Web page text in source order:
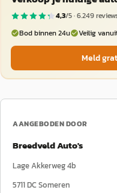
4,3/5 ·6.249
Bod binnen 24u
Veilig
Meld
AANGEBODEN DOOR
Breedveld Auto's
Lage Akkerweg 4b
5711 DC Someren